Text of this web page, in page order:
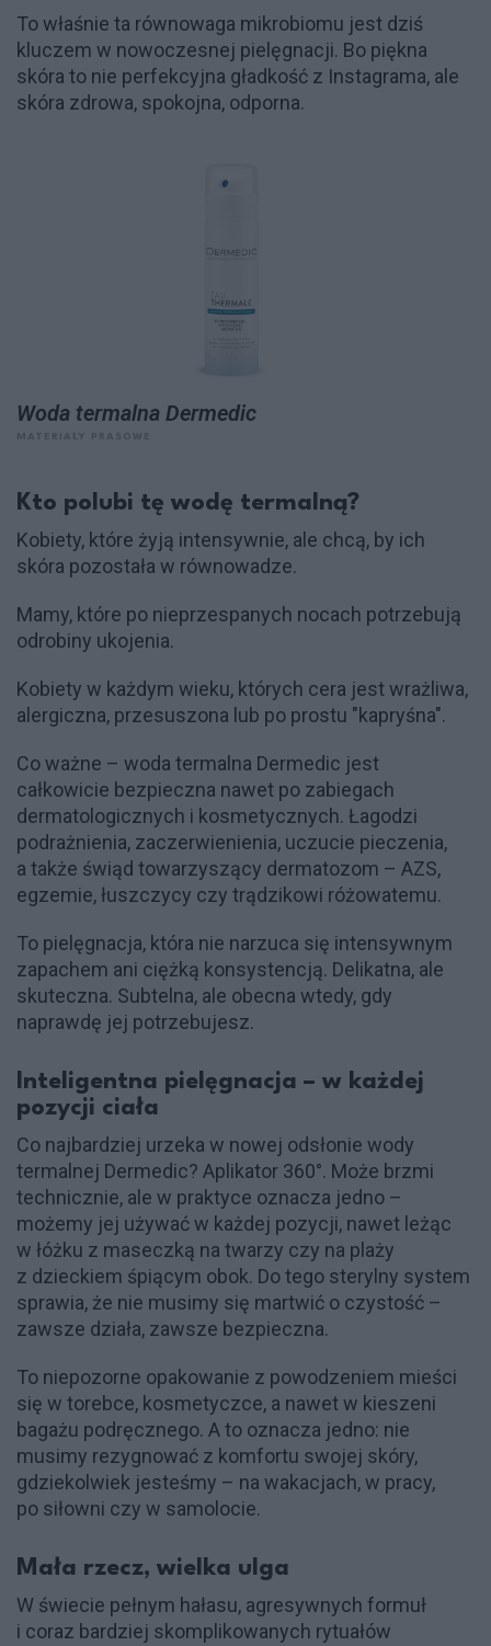
To właśnie ta równowaga mikrobiomu jest dziś
kluczem w nowoczesnej pielęgnacji. Bo piękna
skóra to nie perfekcyjna gładkość z Instagrama, ale
skóra zdrowa, spokojna, odporna.
Woda termalna Dermedic
Kto polubi tę wodę termalną?
Kobiety, które żyją intensywnie, ale chcą, by ich
skóra pozostała w równowadze.
Mamy, które po nieprzespanych nocach potrzebują
odrobiny ukojenia.
Kobiety w każdym wieku, których cera jest wrażliwa,
alergiczna, przesuszona lub po prostu "kapryśna".
Co ważne – woda termalna Dermedic jest
całkowicie bezpieczna nawet po zabiegach
dermatologicznych i kosmetycznych. Łagodzi
podrażnienia, zaczerwienienia, uczucie pieczenia,
a także świąd towarzyszący dermatozom – AZS,
egzemie, łuszczycy czy trądzikowi różowatemu.
To pielęgnacja, która nie narzuca się intensywnym
zapachem ani ciężką konsystencją. Delikatna, ale
skuteczna. Subtelna, ale obecna wtedy, gdy
naprawdę jej potrzebujesz.
Inteligentna pielęgnacja – w każdej
pozycji ciała
Co najbardziej urzeka w nowej odsłonie wody
termalnej Dermedic? Aplikator 360°. Może brzmi
technicznie, ale w praktyce oznacza jedno –
możemy jej używać w każdej pozycji, nawet leżąc
w łóżku z maseczką na twarzy czy na plaży
z dzieckiem śpiącym obok. Do tego sterylny system
sprawia, że nie musimy się martwić o czystość –
zawsze działa, zawsze bezpieczna.
To niepozorne opakowanie z powodzeniem mieści
się w torebce, kosmetyczce, a nawet w kieszeni
bagażu podręcznego. A to oznacza jedno: nie
musimy rezygnować z komfortu swojej skóry,
gdziekolwiek jesteśmy – na wakacjach, w pracy,
po siłowni czy w samolocie.
Mała rzecz, wielka ulga
W świecie pełnym hałasu, agresywnych formuł
i coraz bardziej skomplikowanych rytuałów